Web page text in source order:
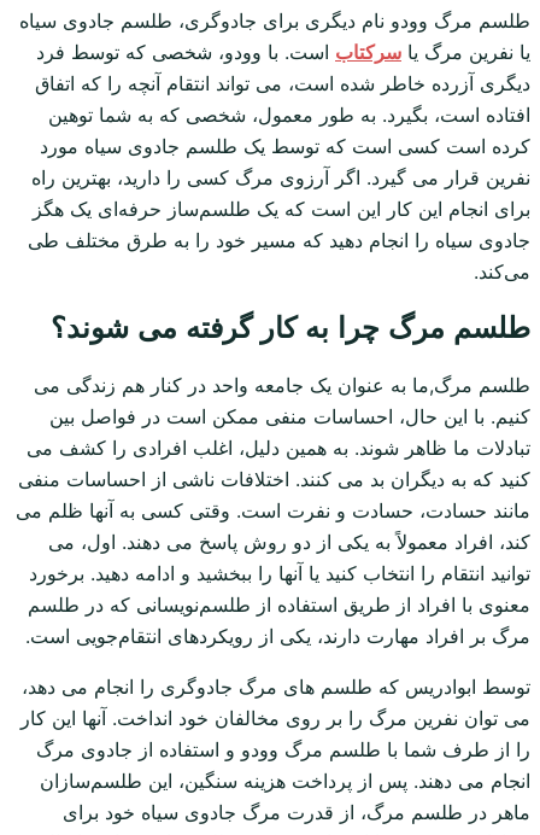
طلسم مرگ وودو نام دیگری برای جادوگری، طلسم جادوی سیاه
یا نفرین مرگ یا سرکتاب است. با وودو، شخصی که توسط فرد
دیگری آزرده خاطر شده است، می تواند انتقام آنچه را که اتفاق
افتاده است، بگیرد. به طور معمول، شخصی که به شما توهین
کرده است کسی است که توسط یک طلسم جادوی سیاه مورد
نفرین قرار می گیرد. اگر آرزوی مرگ کسی را دارید، بهترین راه
برای انجام این کار این است که یک طلسم‌ساز حرفه‌ای یک هگز
جادوی سیاه را انجام دهید که مسیر خود را به طرق مختلف طی
می‌کند.
طلسم مرگ چرا به کار گرفته می شوند؟
طلسم مرگ,ما به عنوان یک جامعه واحد در کنار هم زندگی می
کنیم. با این حال، احساسات منفی ممکن است در فواصل بین
تبادلات ما ظاهر شوند. به همین دلیل، اغلب افرادی را کشف می
کنید که به دیگران بد می کنند. اختلافات ناشی از احساسات منفی
مانند حسادت، حسادت و نفرت است. وقتی کسی به آنها ظلم می
کند، افراد معمولاً به یکی از دو روش پاسخ می دهند. اول، می
توانید انتقام را انتخاب کنید یا آنها را ببخشید و ادامه دهید. برخورد
معنوی با افراد از طریق استفاده از طلسم‌نویسانی که در طلسم
مرگ بر افراد مهارت دارند، یکی از رویکردهای انتقام‌جویی است.
توسط ابوادریس که طلسم های مرگ جادوگری را انجام می دهد،
می توان نفرین مرگ را بر روی مخالفان خود انداخت. آنها این کار
را از طرف شما با طلسم مرگ وودو و استفاده از جادوی مرگ
انجام می دهند. پس از پرداخت هزینه سنگین، این طلسم‌سازان
ماهر در طلسم مرگ، از قدرت مرگ جادوی سیاه خود برای